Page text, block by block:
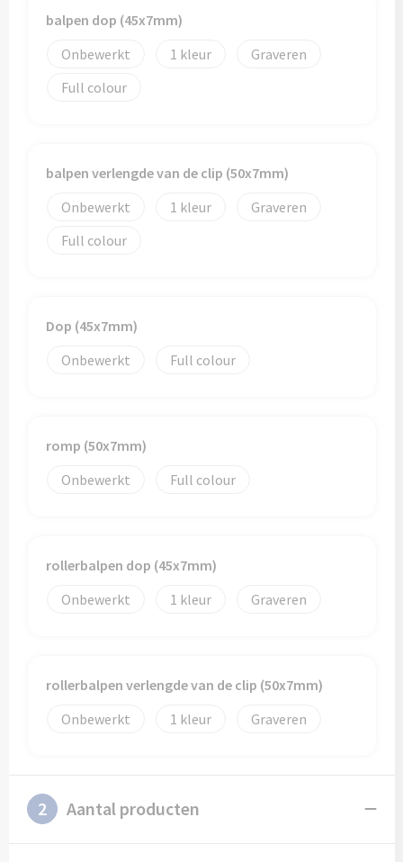
Schoudertassen
Sporttassen
Tablettassen
Goodiebags
Vesten
Gehoorbescherming
balpen dop (45x7mm)
Onbewerkt
1
Graveren
Full colour
balpen verlengde van de clip (50x7mm)
Onbewerkt
1
Graveren
Full colour
Dop (45x7mm)
Onbewerkt
Full colour
romp (50x7mm)
Onbewerkt
Full colour
rollerbalpen dop (45x7mm)
Onbewerkt
1 Graveren
rollerbalpen verlengde van de clip (50x7mm)
Onbewerkt
1 Graveren
2 Aantal producten